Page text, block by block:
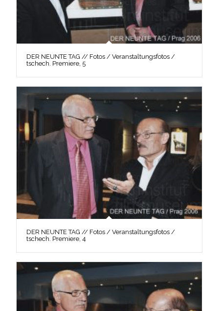
DER NEUNTE TAG // Fotos / Veranstaltungsfotos /
tschech. Premiere, 5
DER NEUNTE TAG // Fotos / Veranstaltungsfotos /
tschech. Premiere, 4